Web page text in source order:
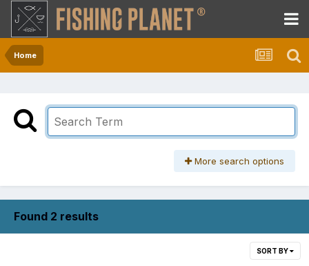
Home
More search options
Found 2 results
SORT BY